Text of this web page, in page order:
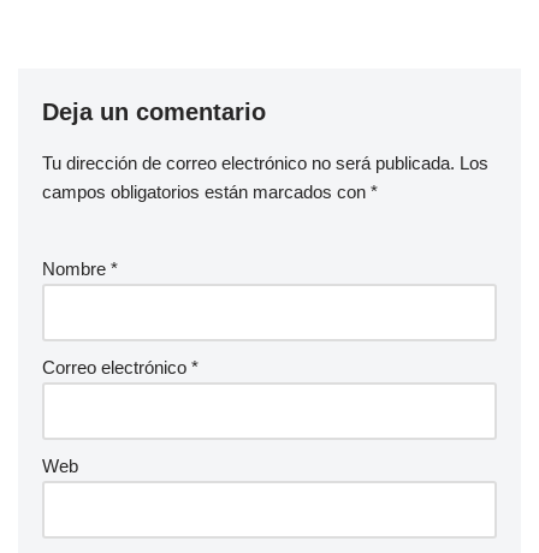
Deja un comentario
Tu dirección de correo electrónico no será publicada. Los
campos obligatorios están marcados con *
Nombre *
Correo electrónico *
Web